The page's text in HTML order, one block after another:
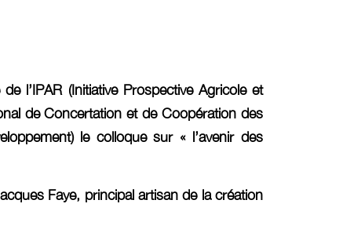
l’IPAR (Initiative Prospective Agricole et
de Concertation et de Coopération des
le colloque sur « l’avenir des
Faye, principal artisan de la création